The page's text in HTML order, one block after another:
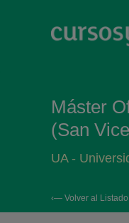
Máster
(San
UA -
‹— Volver al Listado